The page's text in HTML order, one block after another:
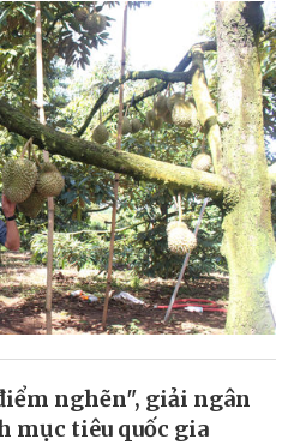
nghẽn", giải ngân
mục tiêu quốc gia